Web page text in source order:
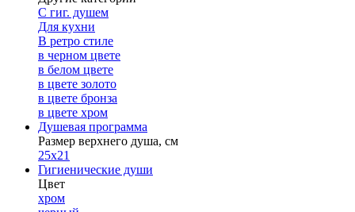
С гиг. душем
Для кухни
В ретро стиле
в черном цвете
в белом цвете
в цвете золото
в цвете бронза
в цвете хром
Душевая программа
Размер верхнего душа, см
25х21
Гигиенические души
Цвет
хром